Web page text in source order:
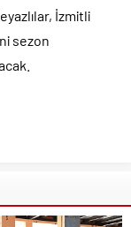
İzmitli
sezon